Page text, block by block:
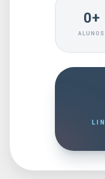
0+
ALUNOS